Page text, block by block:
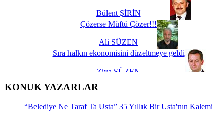
Bülent ŞİRİN
Çözerse Müftü Çözer!!!
Ali SÜZEN
Sıra halkın ekonomisini düzeltmeye geldi
Ziya SÜZEN
İşte Biz buyuz...
KONUK YAZARLAR
“Belediye Ne Taraf Ta Usta” 35 Yıllık Bir Usta'nın Kalemi